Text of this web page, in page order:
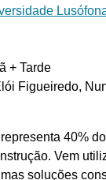
+ Tarde
Figueiredo,
40%
Vem
soluções